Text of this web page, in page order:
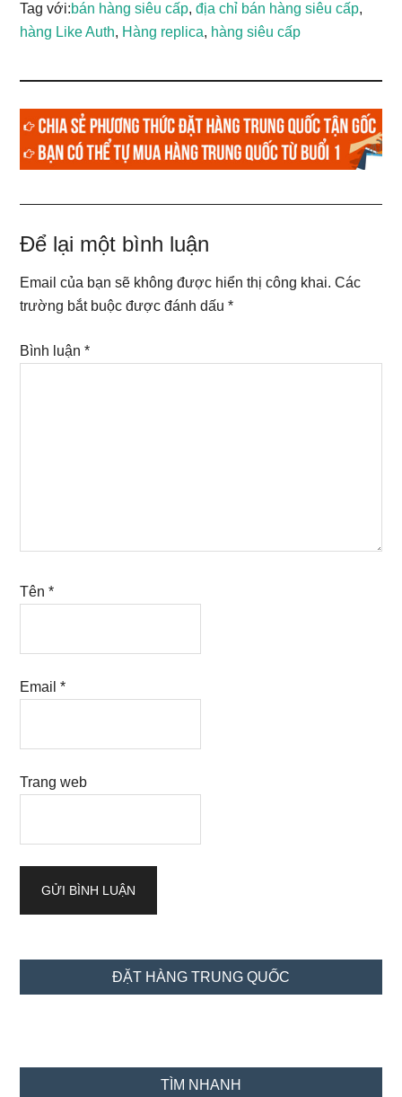
Tag với:bán hàng siêu cấp,địa chỉ bán hàng siêu cấp,
hàng Like Auth, Hàng replica, hàng siêu cấp
Reader
Interactions
Để lại một bình luận
Email của bạn sẽ không được hiển thị công khai. Các
trường bắt buộc được đánh dấu*
Bình luận*
Tên*
Email*
Trang web
SidebarĐẶT HÀNG TRUNG QUỐC
TÌM NHANH